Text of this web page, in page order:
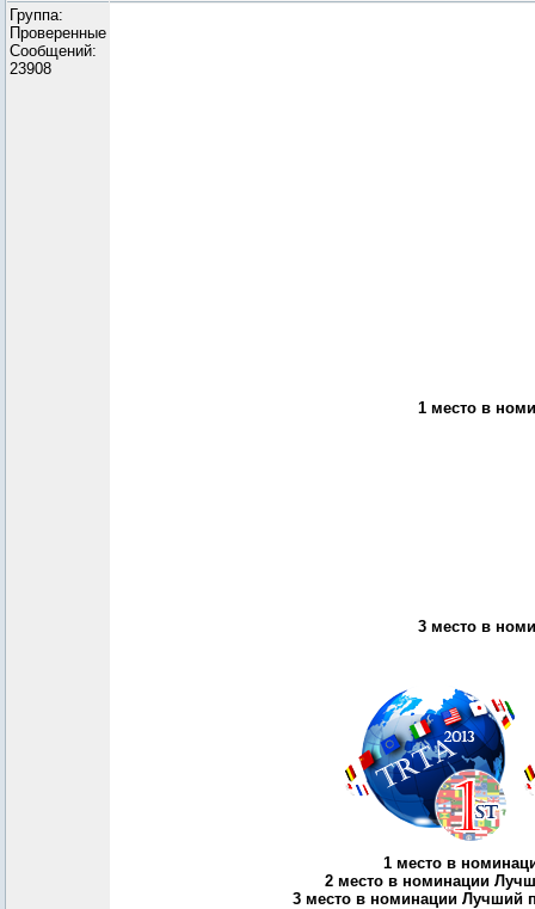
Группа:
Проверенные
Сообщений:
23908
1 место в
3 место в
1 место в
2 место в номинации
3 место в номинации Лучший